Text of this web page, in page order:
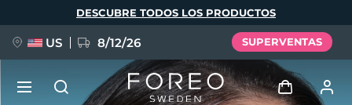
DESCUBRE TODOS LOS PRODUCTOS
US 8/12/26 SUPERVENTAS